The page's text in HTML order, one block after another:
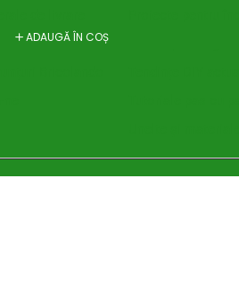
ADAUGĂ ÎN COȘ
uri